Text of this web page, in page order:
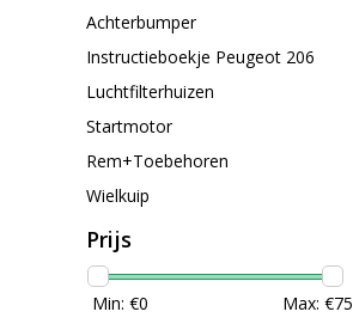
Achterbumper
Instructieboekje Peugeot 206
Luchtfilterhuizen
Startmotor
Rem+Toebehoren
Wielkuip
Prijs
Min: €0 Max: €75